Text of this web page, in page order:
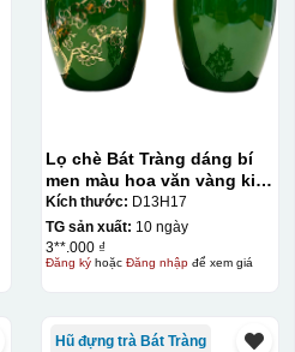
bị nhỏ hoặc to quá
Lọ chè Bát Tràng dáng bí
men màu hoa văn vàng kim
300g
Kích thước: D13H17
TG sản xuất: 10 ngày
3**.000 ₫
Đăng kýhoặc Đăng nhậpđể xem giá
Hũ đựng trà Bát Tràng